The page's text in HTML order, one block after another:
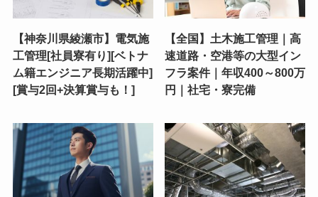
【神奈川県綾瀬市】電気施
工管理[社員寮有り][ベトナ
ム籍エンジニア長期活躍中]
[賞与2回+決算賞与も！]
【全国】土木施工管理｜高
速道路・空港等の大型イン
フラ案件｜年収400～800万
円｜社宅・寮完備